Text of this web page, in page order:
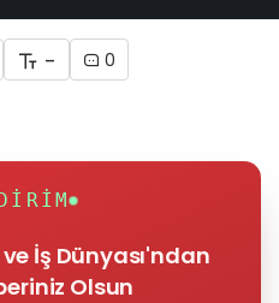
- 0
ve İş Dünyası'ndan
Olsun